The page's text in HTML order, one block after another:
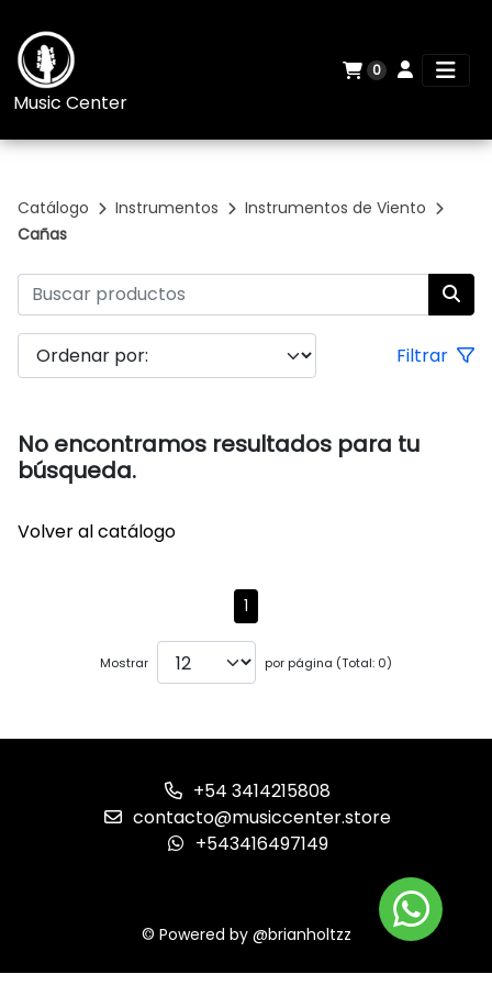
Music Center
0
Catálogo Instrumentos
Instrumentos de Viento
Cañas
Filtrar
No encontramos resultados para tu
búsqueda.
Volver al catálogo
1
Mostrar por página (Total: 0)
+54 3414215808
contacto@musiccenter.store
+543416497149
© Powered by @brianholtzz